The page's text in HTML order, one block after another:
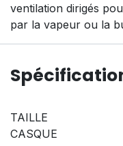
ventilation dirigés
par la vapeur ou la
TAILLE
CASQUE